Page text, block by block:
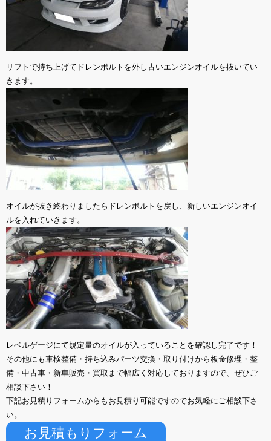
リフトで持ち上げてドレンボルトを外し古いエンジンオイルを抜いてい
きます。
オイルが抜き終わりましたらドレンボルトを戻し、新しいエンジンオイ
ルを入れていきます。
レベルゲージにて規定量のオイルが入っていることを確認し完了です！
その他にも車検整備・持ち込みパーツ交換・取り付けから板金修理・整
備・中古車・新車販売・買取まで幅広く対応しておりますので、ぜひご
相談下さい！
下記お見積りフォームからもお見積り可能ですのでお気軽にご相談下さ
い。
お見積もりフォーム